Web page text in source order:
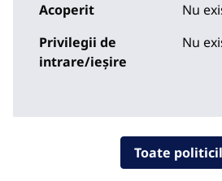
Acoperit
Nu
Privilegii de
intrare/ieșire
Nu
Toate